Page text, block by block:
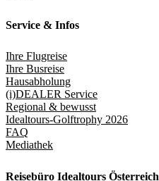
Service & Infos
Ihre Flugreise
Ihre Busreise
Hausabholung
(i)DEALER Service
Regional & bewusst
Idealtours-Golftrophy 2026
FAQ
Mediathek
Reisebüro Idealtours Österreich